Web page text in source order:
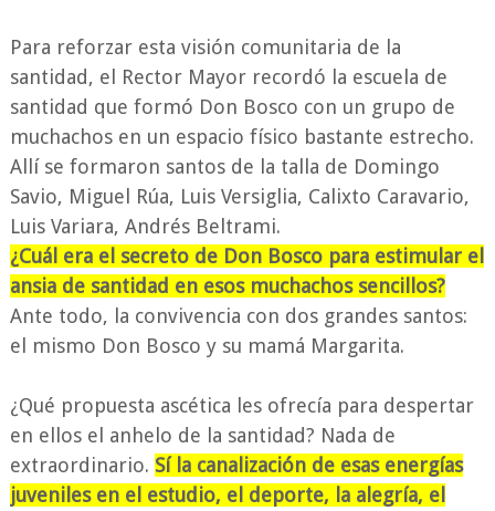
Para reforzar esta visión comunitaria de la
santidad, el Rector Mayor recordó la escuela de
santidad que formó Don Bosco con un grupo de
muchachos en un espacio físico bastante estrecho.
Allí se formaron santos de la talla de Domingo
Savio, Miguel Rúa, Luis Versiglia, Calixto Caravario,
Luis Variara, Andrés Beltrami.
¿Cuál era el secreto de Don Bosco para estimular el
ansia de santidad en esos muchachos sencillos?
Ante todo, la convivencia con dos grandes santos:
el mismo Don Bosco y su mamá Margarita.
¿Qué propuesta ascética les ofrecía para despertar
en ellos el anhelo de la santidad? Nada de
extraordinario. Sí la canalización de esas energías
juveniles en el estudio, el deporte, la alegría, el